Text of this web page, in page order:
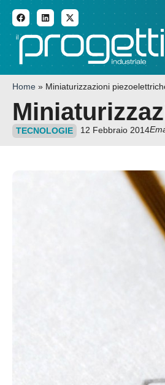
Home » Miniaturizzazioni
TECNOLOGIE 12 Febbraio 2014